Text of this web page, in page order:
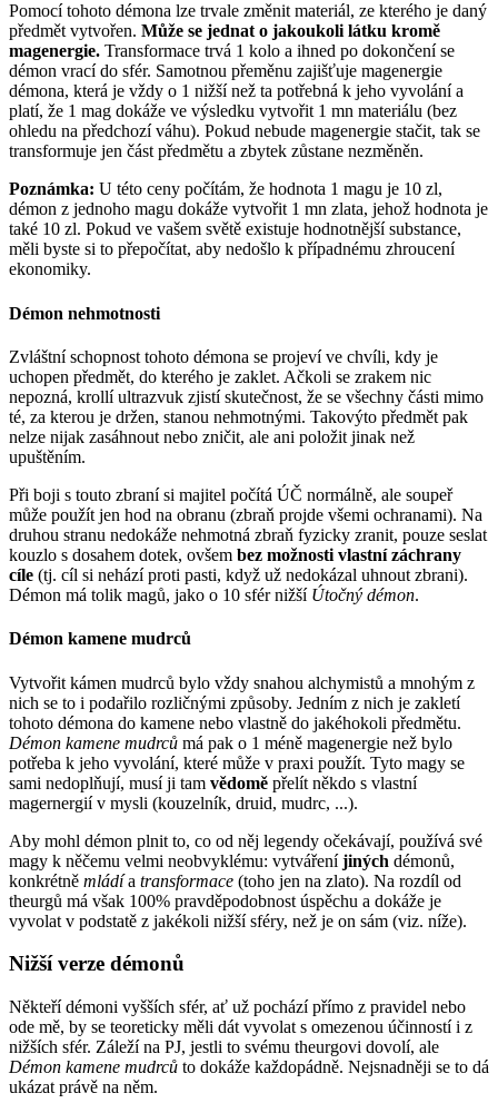
Pomocí tohoto démona lze trvale změnit materiál, ze kterého je daný
předmět vytvořen. Může se jednat o jakoukoli látku kromě
magenergie. Transformace trvá 1 kolo a ihned po dokončení se
démon vrací do sfér. Samotnou přeměnu zajišťuje magenergie
démona, která je vždy o 1 nižší než ta potřebná k jeho vyvolání a
platí, že 1 mag dokáže ve výsledku vytvořit 1 mn materiálu (bez
ohledu na předchozí váhu). Pokud nebude magenergie stačit, tak se
transformuje jen část předmětu a zbytek zůstane nezměněn.
Poznámka: U této ceny počítám, že hodnota 1 magu je 10 zl,
démon z jednoho magu dokáže vytvořit 1 mn zlata, jehož hodnota je
také 10 zl. Pokud ve vašem světě existuje hodnotnější substance,
měli byste si to přepočítat, aby nedošlo k případnému zhroucení
ekonomiky.
Démon nehmotnosti
Zvláštní schopnost tohoto démona se projeví ve chvíli, kdy je
uchopen předmět, do kterého je zaklet. Ačkoli se zrakem nic
nepozná, krollí ultrazvuk zjistí skutečnost, že se všechny části mimo
té, za kterou je držen, stanou nehmotnými. Takovýto předmět pak
nelze nijak zasáhnout nebo zničit, ale ani položit jinak než
upuštěním.
Při boji s touto zbraní si majitel počítá ÚČ normálně, ale soupeř
může použít jen hod na obranu (zbraň projde všemi ochranami). Na
druhou stranu nedokáže nehmotná zbraň fyzicky zranit, pouze seslat
kouzlo s dosahem dotek, ovšem bez možnosti vlastní záchrany
cíle (tj. cíl si nehází proti pasti, když už nedokázal uhnout zbrani).
Démon má tolik magů, jako o 10 sfér nižší Útočný démon.
Démon kamene mudrců
Vytvořit kámen mudrců bylo vždy snahou alchymistů a mnohým z
nich se to i podařilo rozličnými způsoby. Jedním z nich je zakletí
tohoto démona do kamene nebo vlastně do jakéhokoli předmětu.
Démon kamene mudrců má pak o 1 méně magenergie než bylo
potřeba k jeho vyvolání, které může v praxi použít. Tyto magy se
sami nedoplňují, musí ji tam vědomě přelít někdo s vlastní
magernergií v mysli (kouzelník, druid, mudrc, ...).
Aby mohl démon plnit to, co od něj legendy očekávají, používá své
magy k něčemu velmi neobvyklému: vytvářeníjiných démonů,
konkrétně mládía transformace (toho jen na zlato). Na rozdíl od
theurgů má však 100% pravděpodobnost úspěchu a dokáže je
vyvolat v podstatě z jakékoli nižší sféry, než je on sám (viz. níže).
Nižší verze démonů
Někteří démoni vyšších sfér, ať už pochází přímo z pravidel nebo
ode mě, by se teoreticky měli dát vyvolat s omezenou účinností i z
nižších sfér. Záleží na PJ, jestli to svému theurgovi dovolí, ale
Démon kamene mudrců to dokáže každopádně. Nejsnadněji se to dá
ukázat právě na něm.